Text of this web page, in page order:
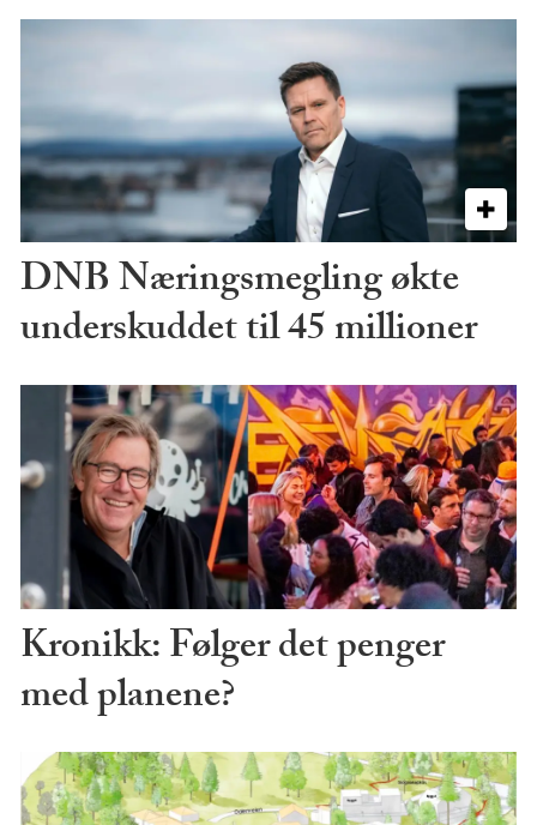
DNB Næringsmegling økte
underskuddet til 45 millioner
Kronikk: Følger det penger
med planene?